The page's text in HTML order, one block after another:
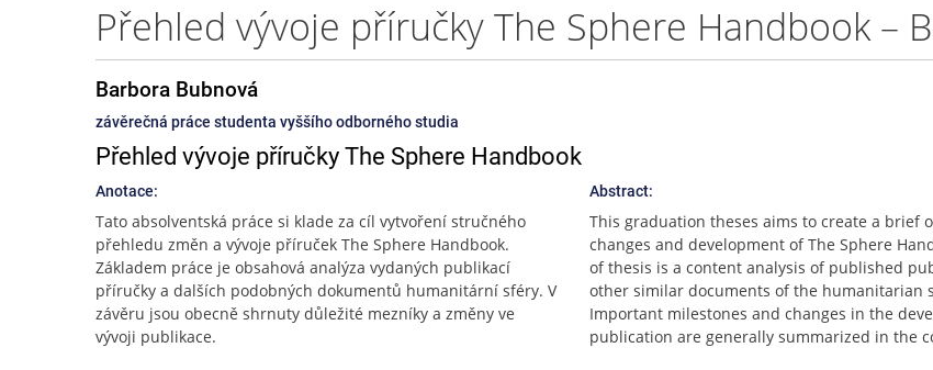
Přehled vývoje příručky The Sphere Handbook –
Barbora Bubnová
závěrečná práce studenta vyššího odborného studia
Přehled vývoje příručky The Sphere Handbook
Anotace:
Tato absolventská práce si klade za cíl vytvoření stručného
přehledu změn a vývoje příruček The Sphere Handbook.
Základem práce je obsahová analýza vydaných publikací
příručky a dalších podobných dokumentů humanitární sféry. V
závěru jsou obecně shrnuty důležité mezníky a změny ve
vývoji publikace.
Abstract:
This graduation theses aims to create a brief
changes and development of The Sphere
of thesis is a content analysis of published
other similar documents of the humanitarian
Important milestones and changes in the
publication are generally summarized in the